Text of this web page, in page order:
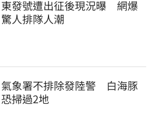
東發號遭出征後現況曝　網爆
驚人排隊人潮
氣象署不排除發陸警　白海豚
恐掃過2地